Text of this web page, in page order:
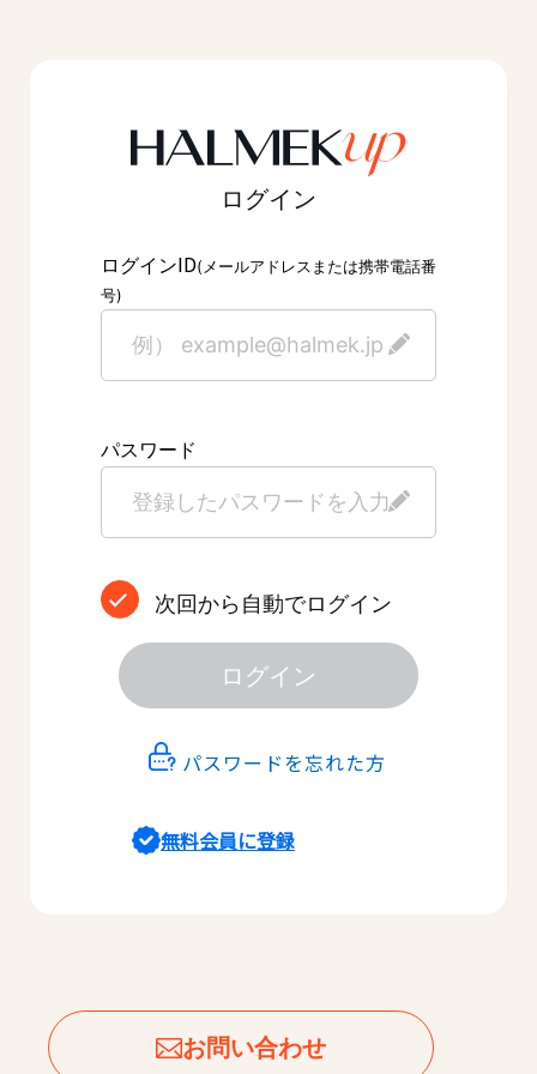
ログイン
ログインID(メールアドレスまたは携帯電話番
号)
パスワード
次回から自動でログイン
ログイン
パスワードを忘れた方
無料会員に登録
お問い合わせ